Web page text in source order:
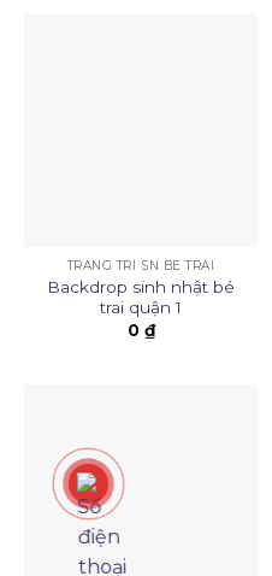
TRANG TRÍ SN BÉ TRAI
Backdrop sinh nhật bé
trai quận 1
0 ₫